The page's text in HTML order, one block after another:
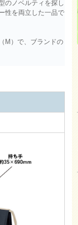
のノベルティを探し
性を両立した一品で
M）で、ブランドの